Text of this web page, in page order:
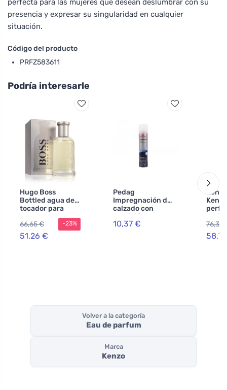
presencia y expresar su singularidad en cualquier
situación.
Código del producto
PRFZ583611
Podría interesarle
Hugo Boss
Bottled agua de
tocador para
hombre 100 ml
66,65 €
51,26 €
-23%
Pedag
Impregnación del
calzado con
nutrición 250 ml
10,37 €
76,38
Volver a la categoría
Eau de parfum
Marca
Kenzo